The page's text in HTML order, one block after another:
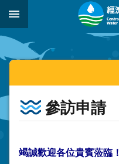
跳到主要內容區塊
_
::::::
參訪申請
竭誠歡迎各位貴賓蒞臨！